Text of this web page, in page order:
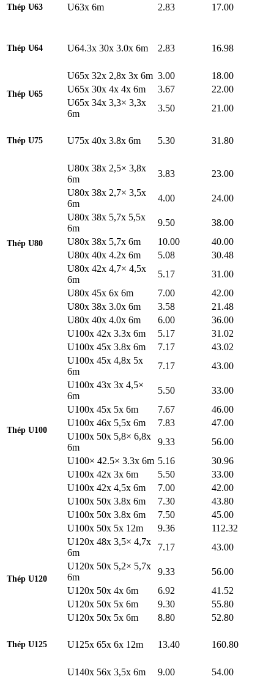
Thép U63 U63x 6m 2.83 17.00
Thép U64 U64.3x 30x 3.0x 6m 2.83 16.98
Thép U65
U65x 32x 2,8x 3x 6m 3.00
18.00
U65x 30x 4x 4x 6m
3.67
22.00
U65x 34x 3,3× 3,3x
6m
3.50 21.00
Thép U75 U75x 40x 3.8x 6m 5.30 31.80
Thép U80
U80x 38x 2,5× 3,8x
6m
3.83
23.00
U80x 38x 2,7× 3,5x
6m
4.00
24.00
U80x 38x 5,7x 5,5x
6m
9.50
38.00
U80x 38x 5,7x 6m
10.00
40.00
U80x 40x 4.2x 6m
5.08
30.48
U80x 42x 4,7× 4,5x
6m
5.17
31.00
U80x 45x 6x 6m
7.00
42.00
U80x 38x 3.0x 6m
3.58
21.48
U80x 40x 4.0x 6m
6.00 36.00
Thép U100
U100x 42x 3.3x 6m 5.17
31.02
U100x 45x 3.8x 6m
7.17
43.02
U100x 45x 4,8x 5x
6m
7.17
43.00
U100x 43x 3x 4,5×
6m
5.50
33.00
U100x 45x 5x 6m
7.67
46.00
U100x 46x 5,5x 6m
7.83
47.00
U100x 50x 5,8× 6,8x
6m
9.33
56.00
U100× 42.5× 3.3x 6m 5.16
30.96
U100x 42x 3x 6m
5.50
33.00
U100x 42x 4,5x 6m
7.00
42.00
U100x 50x 3.8x 6m
7.30
43.80
U100x 50x 3.8x 6m
7.50
45.00
U100x 50x 5x 12m
9.36 112.32
Thép U120
U120x 48x 3,5× 4,7x
6m
7.17
43.00
U120x 50x 5,2× 5,7x
6m
9.33
56.00
U120x 50x 4x 6m
6.92
41.52
U120x 50x 5x 6m
9.30
55.80
U120x 50x 5x 6m
8.80 52.80
Thép U125 U125x 65x 6x 12m 13.40 160.80
U140x 56x 3,5x 6m 9.00
54.00